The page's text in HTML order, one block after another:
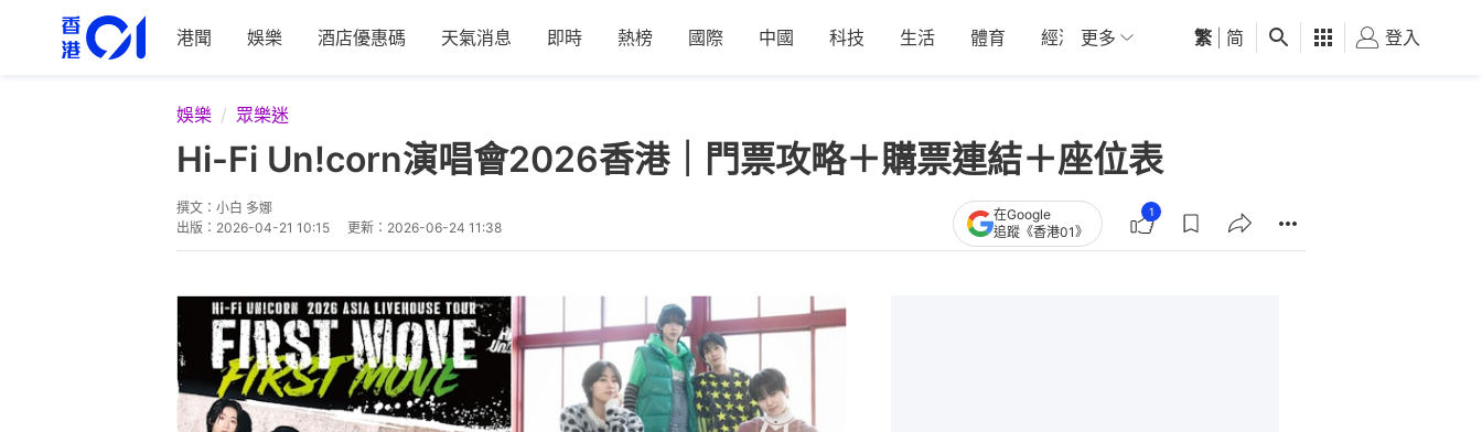
港聞 娛樂 酒店優惠碼 天氣消息 即時 熱榜 國際 中國 科技 生活 體育 經濟 01深圳 觀點 健康 好食玩飛
更多 繁 简 登入
娛樂 眾樂迷
Hi-Fi Un!corn演唱會2026香港｜門票攻略＋購票連結＋座位表
撰文： 小白 多娜
出版： 2026-04-21 10:15 更新： 2026-06-24 11:38
在Google
追蹤《香港01》
1